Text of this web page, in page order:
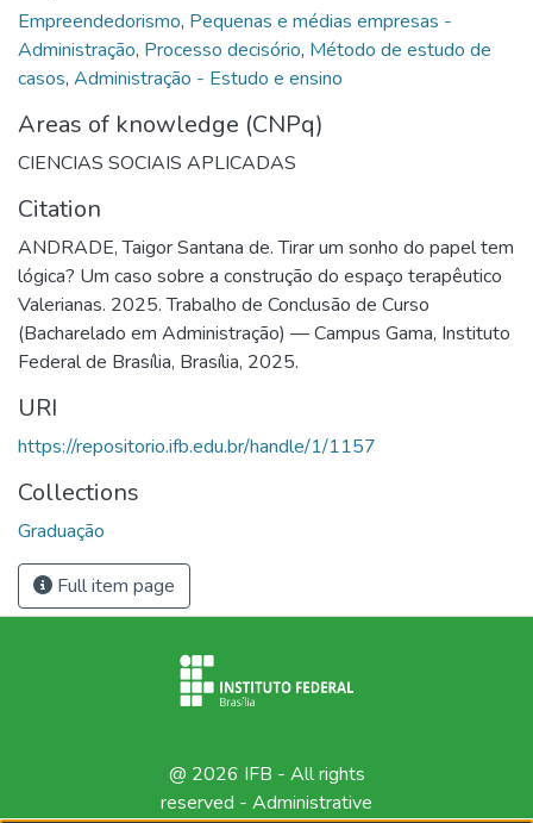
Empreendedorismo, Pequenas e médias empresas -
Administração, Processo decisório, Método de estudo de
casos, Administração - Estudo e ensino
Areas of knowledge (CNPq)
CIENCIAS SOCIAIS APLICADAS
Citation
ANDRADE, Taigor Santana de. Tirar um sonho do papel tem
lógica? Um caso sobre a construção do espaço terapêutico
Valerianas. 2025. Trabalho de Conclusão de Curso
(Bacharelado em Administração) — Campus Gama, Instituto
Federal de Brasília, Brasília, 2025.
URI
https://repositorio.ifb.edu.br/handle/1/1157
Collections
Graduação
Full item page
@ 2026 IFB - All rights
reserved - Administrative